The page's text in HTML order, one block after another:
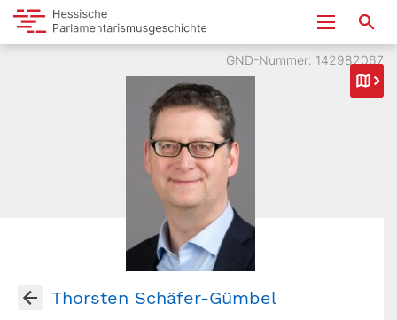
GND-Nummer: 142982067
Thorsten Schäfer-Gümbel